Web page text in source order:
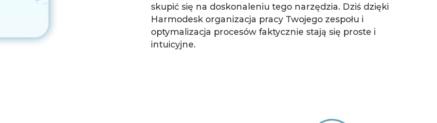
skupić się na doskonaleniu tego narzędzia. Dziś dzięki
Harmodesk organizacja pracy Twojego zespołu i
optymalizacja procesów faktycznie stają się proste i
intuicyjne.